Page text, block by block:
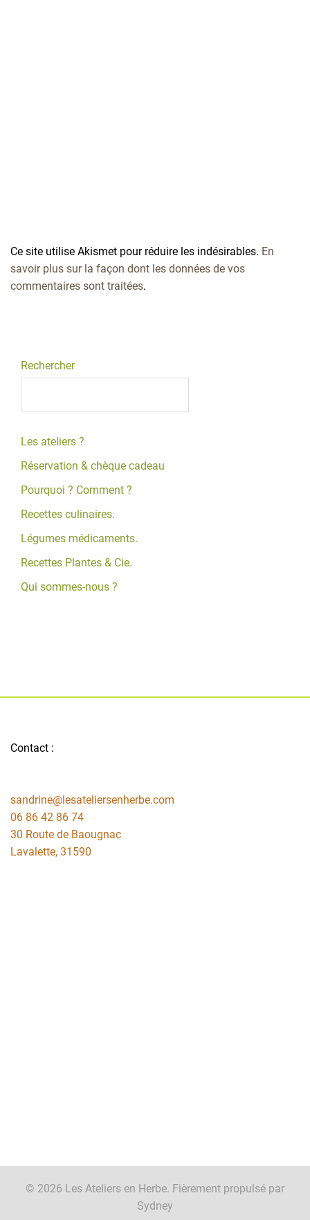
Ce site utilise Akismet pour réduire les indésirables. En
savoir plus sur la façon dont les données de vos
commentaires sont traitées.
Rechercher
Les ateliers ?
Réservation & chèque cadeau
Pourquoi ? Comment ?
Recettes culinaires.
Légumes médicaments.
Recettes Plantes & Cie.
Qui sommes-nous ?
Contact :
sandrine@lesateliersenherbe.com
06 86 42 86 74
30 Route de Baougnac
Lavalette, 31590
© 2026 Les Ateliers en Herbe. Fièrement propulsé par
Sydney